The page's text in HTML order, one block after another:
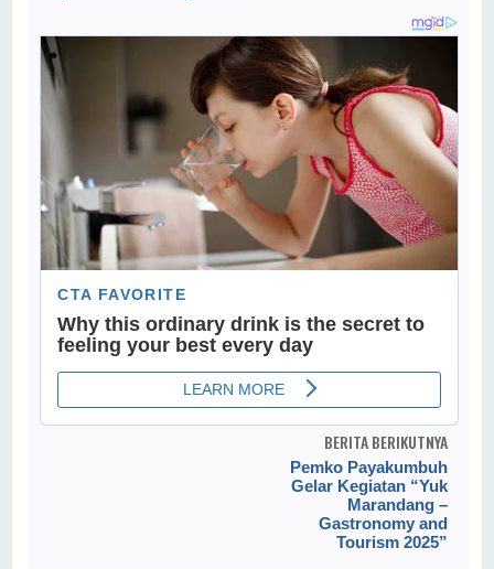
BERITA BERIKUTNYA
Pemko Payakumbuh
Gelar Kegiatan “Yuk
Marandang –
Gastronomy and
Tourism 2025”